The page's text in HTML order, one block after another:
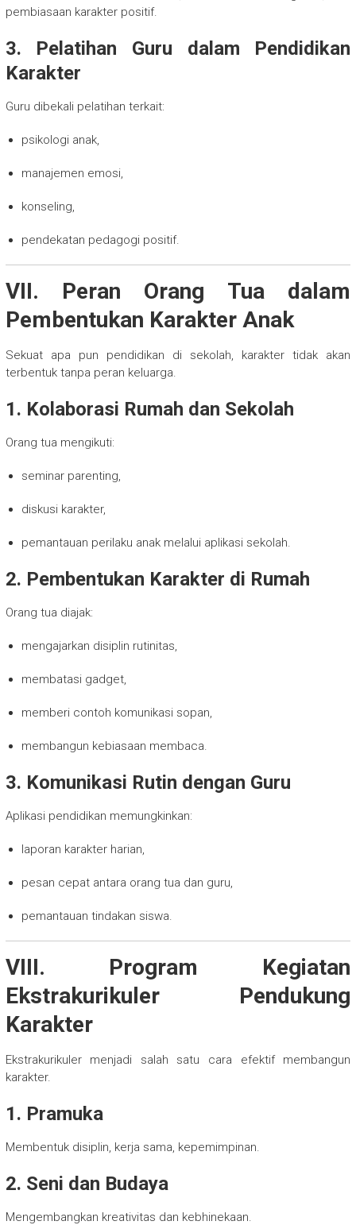
pembiasaan karakter positif.
3. Pelatihan Guru dalam Pendidikan
Karakter
Guru dibekali pelatihan terkait:
psikologi anak,
manajemen emosi,
konseling,
pendekatan pedagogi positif.
VII. Peran Orang Tua dalam
Pembentukan Karakter Anak
Sekuat apa pun pendidikan di sekolah, karakter tidak akan
terbentuk tanpa peran keluarga.
1. Kolaborasi Rumah dan Sekolah
Orang tua mengikuti:
seminar parenting,
diskusi karakter,
pemantauan perilaku anak melalui aplikasi sekolah.
2. Pembentukan Karakter di Rumah
Orang tua diajak:
mengajarkan disiplin rutinitas,
membatasi gadget,
memberi contoh komunikasi sopan,
membangun kebiasaan membaca.
3. Komunikasi Rutin dengan Guru
Aplikasi pendidikan memungkinkan:
laporan karakter harian,
pesan cepat antara orang tua dan guru,
pemantauan tindakan siswa.
VIII. Program Kegiatan
Ekstrakurikuler Pendukung
Karakter
Ekstrakurikuler menjadi salah satu cara efektif membangun
karakter.
1. Pramuka
Membentuk disiplin, kerja sama, kepemimpinan.
2. Seni dan Budaya
Mengembangkan kreativitas dan kebhinekaan.